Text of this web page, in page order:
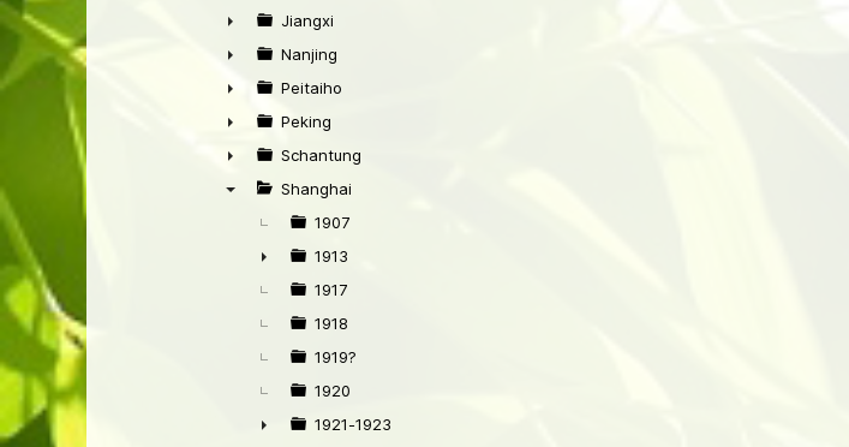
►
►
Jiangxi
►
Nanjing
►
Peitaiho
►
Peking
►
Schantung
Shanghai
1907
►
1913
1917
1918
1919?
1920
1921-1923